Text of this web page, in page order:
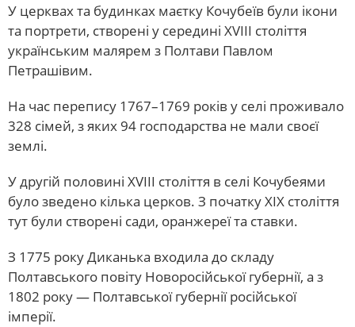
У церквах та будинках маєтку Кочубеїв були ікони
та портрети, створені у середині XVIII століття
українським малярем з Полтави Павлом
Петрашівим.
На час перепису 1767–1769 років у селі проживало
328 сімей, з яких 94 господарства не мали своєї
землі.
У другій половині XVIII століття в селі Кочубеями
було зведено кілька церков. З початку XIX століття
тут були створені сади, оранжереї та ставки.
З 1775 року Диканька входила до складу
Полтавського повіту Новоросійської губернії, а з
1802 року — Полтавської губернії російської
імперії.